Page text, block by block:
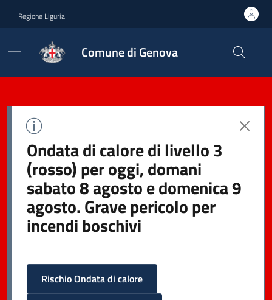
Regione Liguria
Comune di Genova
Ondata di calore di livello 3
(rosso) per oggi, domani
sabato 8 agosto e domenica 9
agosto. Grave pericolo per
incendi boschivi
Rischio Ondata di calore